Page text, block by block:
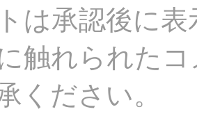
は承認後に表
触れられた
ください。